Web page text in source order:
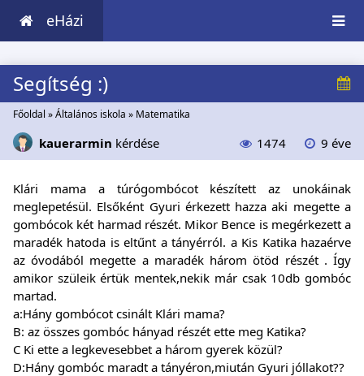
eHázi
Segítség :)
Főoldal »Általános iskola » Matematika
kauerarmin kérdése 1474 9 éve
Klári mama a túrógombócot készített az unokáinak
meglepetésül. Elsőként Gyuri érkezett hazza aki megette a
gombócok két harmad részét. Mikor Bence is megérkezett a
maradék hatoda is eltűnt a tányérról. a Kis Katika hazaérve
az óvodából megette a maradék három ötöd részét . Így
amikor szüleik értük mentek,nekik már csak 10db gombóc
martad.
a:Hány gombócot csinált Klári mama?
B: az összes gombóc hányad részét ette meg Katika?
C Ki ette a legkevesebbet a három gyerek közül?
D:Hány gombóc maradt a tányéron,miután Gyuri jóllakot??